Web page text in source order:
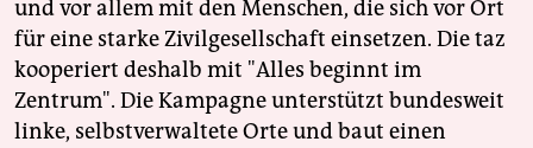
und vor allem mit den Menschen, die sich vor Ort
für eine starke Zivilgesellschaft einsetzen. Die taz
kooperiert deshalb mit "Alles beginnt im
Zentrum". Die Kampagne unterstützt bundesweit
linke, selbstverwaltete Orte und baut einen